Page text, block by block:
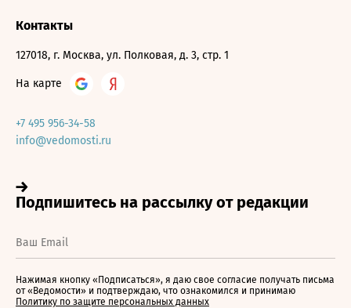
Контакты
127018, г. Москва, ул. Полковая, д. 3, стр. 1
На карте
+7 495 956-34-58
info@vedomosti.ru
Нажимая кнопку «Подписаться», я даю свое согласие получать письма
от «Ведомости» и подтверждаю, что ознакомился и принимаю
Политику по защите персональных данных